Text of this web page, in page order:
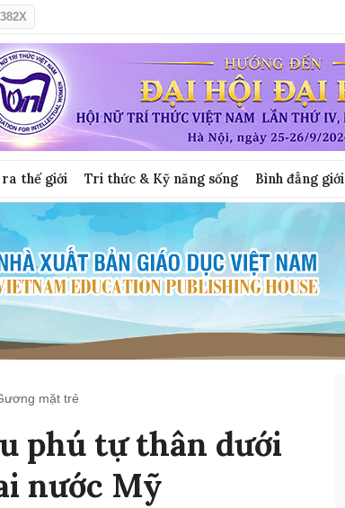
ra thế giới Tri thức & Kỹ năng sống Bình đẳng giới
mặt trẻ
phú tự thân dưới
nước Mỹ